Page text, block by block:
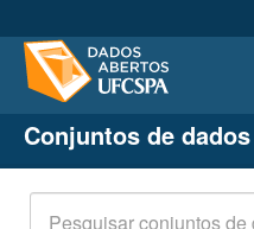
Conjuntos de dados
Organizações
Grupos
Conjuntos de dados